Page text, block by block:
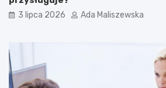
3 lipca 2026 Ada Maliszewska